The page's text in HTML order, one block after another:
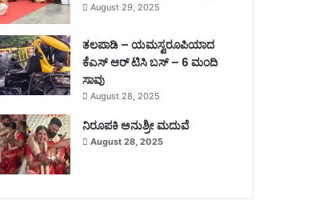
August 29, 2025
ತಲಪಾಡಿ – ಯಮಸ್ವರೂಪಿಯಾದ
ಕೆಎಸ್ ಆರ್ ಟಿಸಿ ಬಸ್ – 6 ಮಂದಿ
ಸಾವು
August 28, 2025
ನಿರೂಪಕಿ ಅನುಶ್ರೀ ಮದುವೆ
August 28, 2025